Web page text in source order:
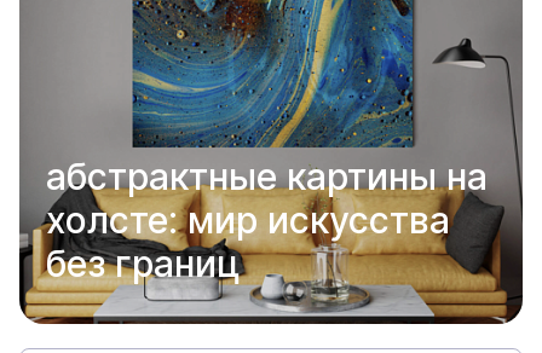
абстрактные картины на
холсте: мир искусства
без границ